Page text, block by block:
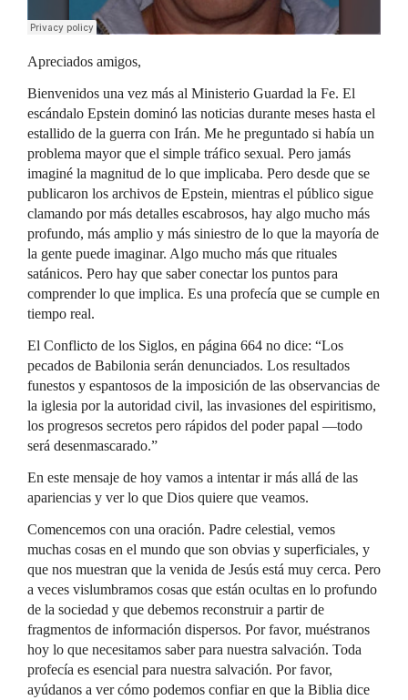
Apreciados amigos,
Bienvenidos una vez más al Ministerio Guardad la Fe. El
escándalo Epstein dominó las noticias durante meses hasta el
estallido de la guerra con Irán. Me he preguntado si había un
problema mayor que el simple tráfico sexual. Pero jamás
imaginé la magnitud de lo que implicaba. Pero desde que se
publicaron los archivos de Epstein, mientras el público sigue
clamando por más detalles escabrosos, hay algo mucho más
profundo, más amplio y más siniestro de lo que la mayoría de
la gente puede imaginar. Algo mucho más que rituales
satánicos. Pero hay que saber conectar los puntos para
comprender lo que implica. Es una profecía que se cumple en
tiempo real.
El Conflicto de los Siglos, en página 664 no dice: “Los
pecados de Babilonia serán denunciados. Los resultados
funestos y espantosos de la imposición de las observancias de
la iglesia por la autoridad civil, las invasiones del espiritismo,
los progresos secretos pero rápidos del poder papal —todo
será desenmascarado.”
En este mensaje de hoy vamos a intentar ir más allá de las
apariencias y ver lo que Dios quiere que veamos.
Comencemos con una oración. Padre celestial, vemos
muchas cosas en el mundo que son obvias y superficiales, y
que nos muestran que la venida de Jesús está muy cerca. Pero
a veces vislumbramos cosas que están ocultas en lo profundo
de la sociedad y que debemos reconstruir a partir de
fragmentos de información dispersos. Por favor, muéstranos
hoy lo que necesitamos saber para nuestra salvación. Toda
profecía es esencial para nuestra salvación. Por favor,
ayúdanos a ver cómo podemos confiar en que la Biblia dice